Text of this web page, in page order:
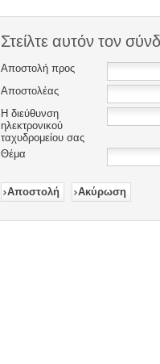
Στείλτε αυτόν τον
Αποστολή προς
Αποστολέας
Η διεύθυνση
ηλεκτρονικού
ταχυδρομείου σας
Θέμα
Αποστολή Ακύρωση